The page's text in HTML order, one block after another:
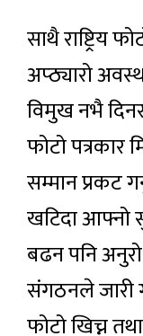
साथै राष्ट्रिय
अप्ठ्यारो
विमुख नभै
फोटो पत्रकार
सम्मान प्रकट
खटिदा आफ्नो
बढन पनि
संगठनले जारी
फोटो खिच्न